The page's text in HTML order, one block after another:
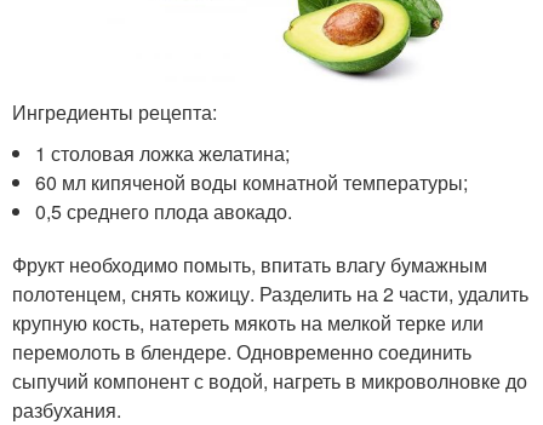
Ингредиенты рецепта:
1 столовая ложка желатина;
60 мл кипяченой воды комнатной температуры;
0,5 среднего плода авокадо.
Фрукт необходимо помыть, впитать влагу бумажным
полотенцем, снять кожицу. Разделить на 2 части, удалить
крупную кость, натереть мякоть на мелкой терке или
перемолоть в блендере. Одновременно соединить
сыпучий компонент с водой, нагреть в микроволновке до
разбухания.